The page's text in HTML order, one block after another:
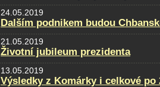
24.05.2019
Dalším podnikem budou
21.05.2019
Životní jubileum prezidenta
13.05.2019
Výsledky z Komárky i celkové po